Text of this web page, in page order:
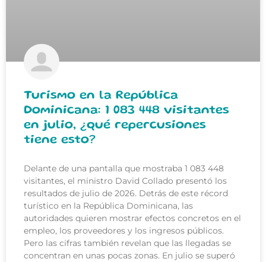
Turismo en la República
Dominicana: 1 083 448 visitantes
en julio, ¿qué repercusiones
tiene esto?
Delante de una pantalla que mostraba 1 083 448
visitantes, el ministro David Collado presentó los
resultados de julio de 2026. Detrás de este récord
turístico en la República Dominicana, las
autoridades quieren mostrar efectos concretos en el
empleo, los proveedores y los ingresos públicos.
Pero las cifras también revelan que las llegadas se
concentran en unas pocas zonas. En julio se superó